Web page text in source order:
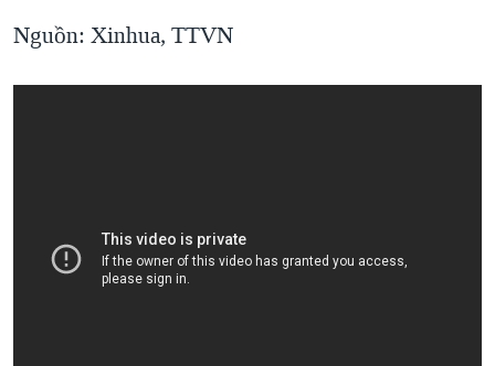
Nguồn: Xinhua, TTVN